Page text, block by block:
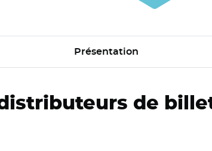
Présentation
de